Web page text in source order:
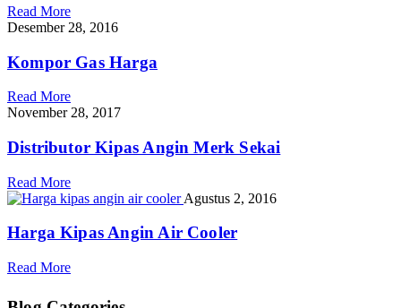
Read More
Desember 28, 2016
Kompor Gas Harga
Read More
November 28, 2017
Distributor Kipas Angin Merk Sekai
Read More
Agustus 2, 2016
Harga Kipas Angin Air Cooler
Read More